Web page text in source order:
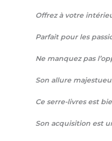
Offrez à votre
Parfait pour les
Ne manquez pas
Son allure
Ce serre-livres est
Son acquisition est